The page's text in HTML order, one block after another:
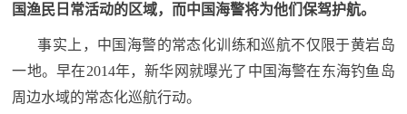
全
民
国
防
子
兵
国渔民日常活动的区域，而中国海警将为他们保驾护航。
事实上，中国海警的常态化训练和巡航不仅限于黄岩岛
一地。早在2014年，新华网就曝光了中国海警在东海钓鱼岛
周边水域的常态化巡航行动。